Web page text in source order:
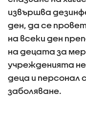
извършва
ден, да се
на всеки ден
на децата за
учрежденията
деца и персонал
заболяване.